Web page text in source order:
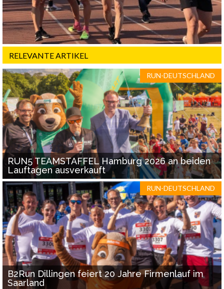
RELEVANTE ARTIKEL
RUN-DEUTSCHLAND
RUN5 TEAMSTAFFEL Hamburg 2026 an beiden
Lauftagen ausverkauft
RUN-DEUTSCHLAND
B2Run Dillingen feiert 20 Jahre Firmenlauf im
Saarland